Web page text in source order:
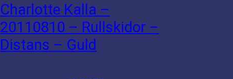
Charlotte Kalla –
20110810 – Rullskidor –
Distans – Guld